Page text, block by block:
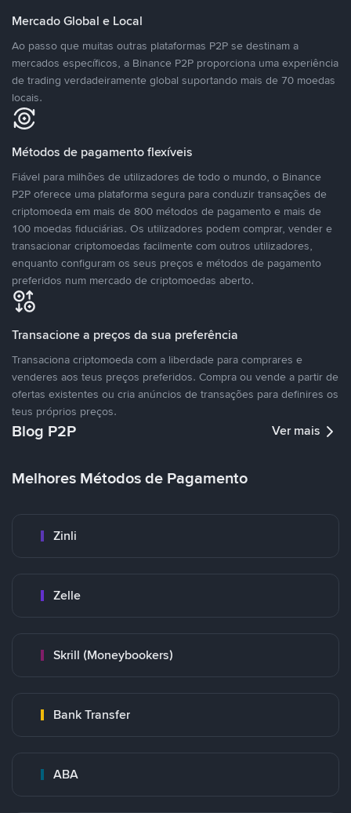
Mercado Global e Local
Ao passo que muitas outras plataformas P2P se destinam a
mercados específicos, a Binance P2P proporciona uma experiência
de trading verdadeiramente global suportando mais de 70 moedas
locais.
Métodos de pagamento flexíveis
Fiável para milhões de utilizadores de todo o mundo, o Binance
P2P oferece uma plataforma segura para conduzir transações de
criptomoeda em mais de 800 métodos de pagamento e mais de
100 moedas fiduciárias. Os utilizadores podem comprar, vender e
transacionar criptomoedas facilmente com outros utilizadores,
enquanto configuram os seus preços e métodos de pagamento
preferidos num mercado de criptomoedas aberto.
Transacione a preços da sua preferência
Transaciona criptomoeda com a liberdade para comprares e
venderes aos teus preços preferidos. Compra ou vende a partir de
ofertas existentes ou cria anúncios de transações para definires os
teus próprios preços.
Blog P2P Ver mais
Melhores Métodos de Pagamento
Zinli
Zelle
Skrill (Moneybookers)
Bank Transfer
ABA